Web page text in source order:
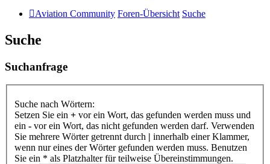
Aviation Community Foren-Übersicht Suche
Suche
Suchanfrage
Suche nach Wörtern:
Setzen Sie ein + vor ein Wort, das gefunden werden muss und
ein - vor ein Wort, das nicht gefunden werden darf. Verwenden
Sie mehrere Wörter getrennt durch | innerhalb einer Klammer,
wenn nur eines der Wörter gefunden werden muss. Benutzen
Sie ein * als Platzhalter für teilweise Übereinstimmungen.